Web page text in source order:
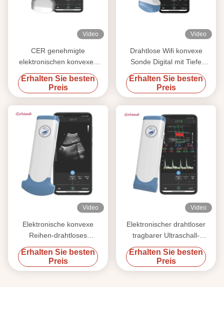
Video
CER genehmigte
elektronischen konvexen
Herzsonden-Ultraschall der
Reihen-USG für Android
Erhalten Sie besten
Preis
Video
Drahtlose Wifi konvexe
Sonde Digital mit Tiefe
378mm mit 128 Elementen
Erhalten Sie besten
Preis
Video
Elektronische konvexe
Reihen-drahtloses
Ultraschall-Gerät für Handy
Erhalten Sie besten
Preis
Video
Elektronischer drahtloser
tragbarer Ultraschall-
Scanner 12MHz lineare
Reihe Wifi
Erhalten Sie besten
Preis